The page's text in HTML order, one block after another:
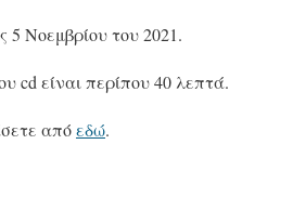
5 Νοεμβρίου του 2021.
cd είναι περίπου 40 λεπτά.
απόεδώ.